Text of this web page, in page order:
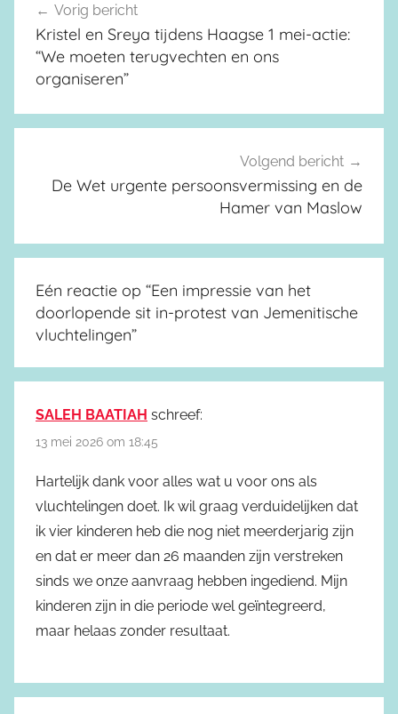
Berichtnavigatie
Vorig bericht
Kristel en Sreya tijdens Haagse 1 mei-actie:
“We moeten terugvechten en ons
organiseren”
Volgend bericht
De Wet urgente persoonsvermissing en de
Hamer van Maslow
Eén reactie op “Een impressie van het
doorlopende sit in-protest van Jemenitische
vluchtelingen”
SALEH BAATIAH schreef:
13 mei 2026 om 18:45
Hartelijk dank voor alles wat u voor ons als
vluchtelingen doet. Ik wil graag verduidelijken dat
ik vier kinderen heb die nog niet meerderjarig zijn
en dat er meer dan 26 maanden zijn verstreken
sinds we onze aanvraag hebben ingediend. Mijn
kinderen zijn in die periode wel geïntegreerd,
maar helaas zonder resultaat.